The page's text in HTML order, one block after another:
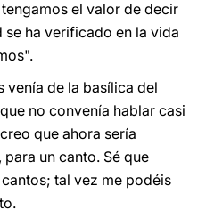
el valor de decir
ha verificado en la vida
venía de la basílica del
no convenía hablar casi
que ahora sería
un canto. Sé que
tal vez me podéis